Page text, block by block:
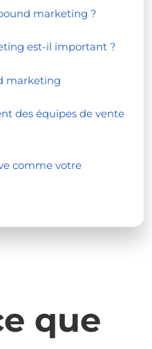
marketing ?
est-il important ?
marketing
des équipes de vente
comme votre
que